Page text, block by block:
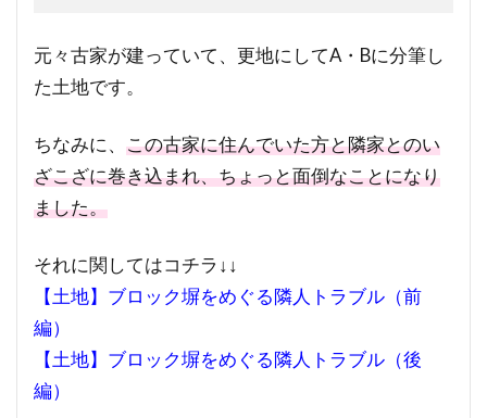
元々古家が建っていて、更地にしてA・Bに分筆し
た土地です。
ちなみに、 この古家に住んでいた方と隣家とのい
ざこざに巻き込まれ、ちょっと面倒なことになり
ました。
それに関してはコチラ↓↓
【土地】ブロック塀をめぐる隣人トラブル（前
編）
【土地】ブロック塀をめぐる隣人トラブル（後
編）